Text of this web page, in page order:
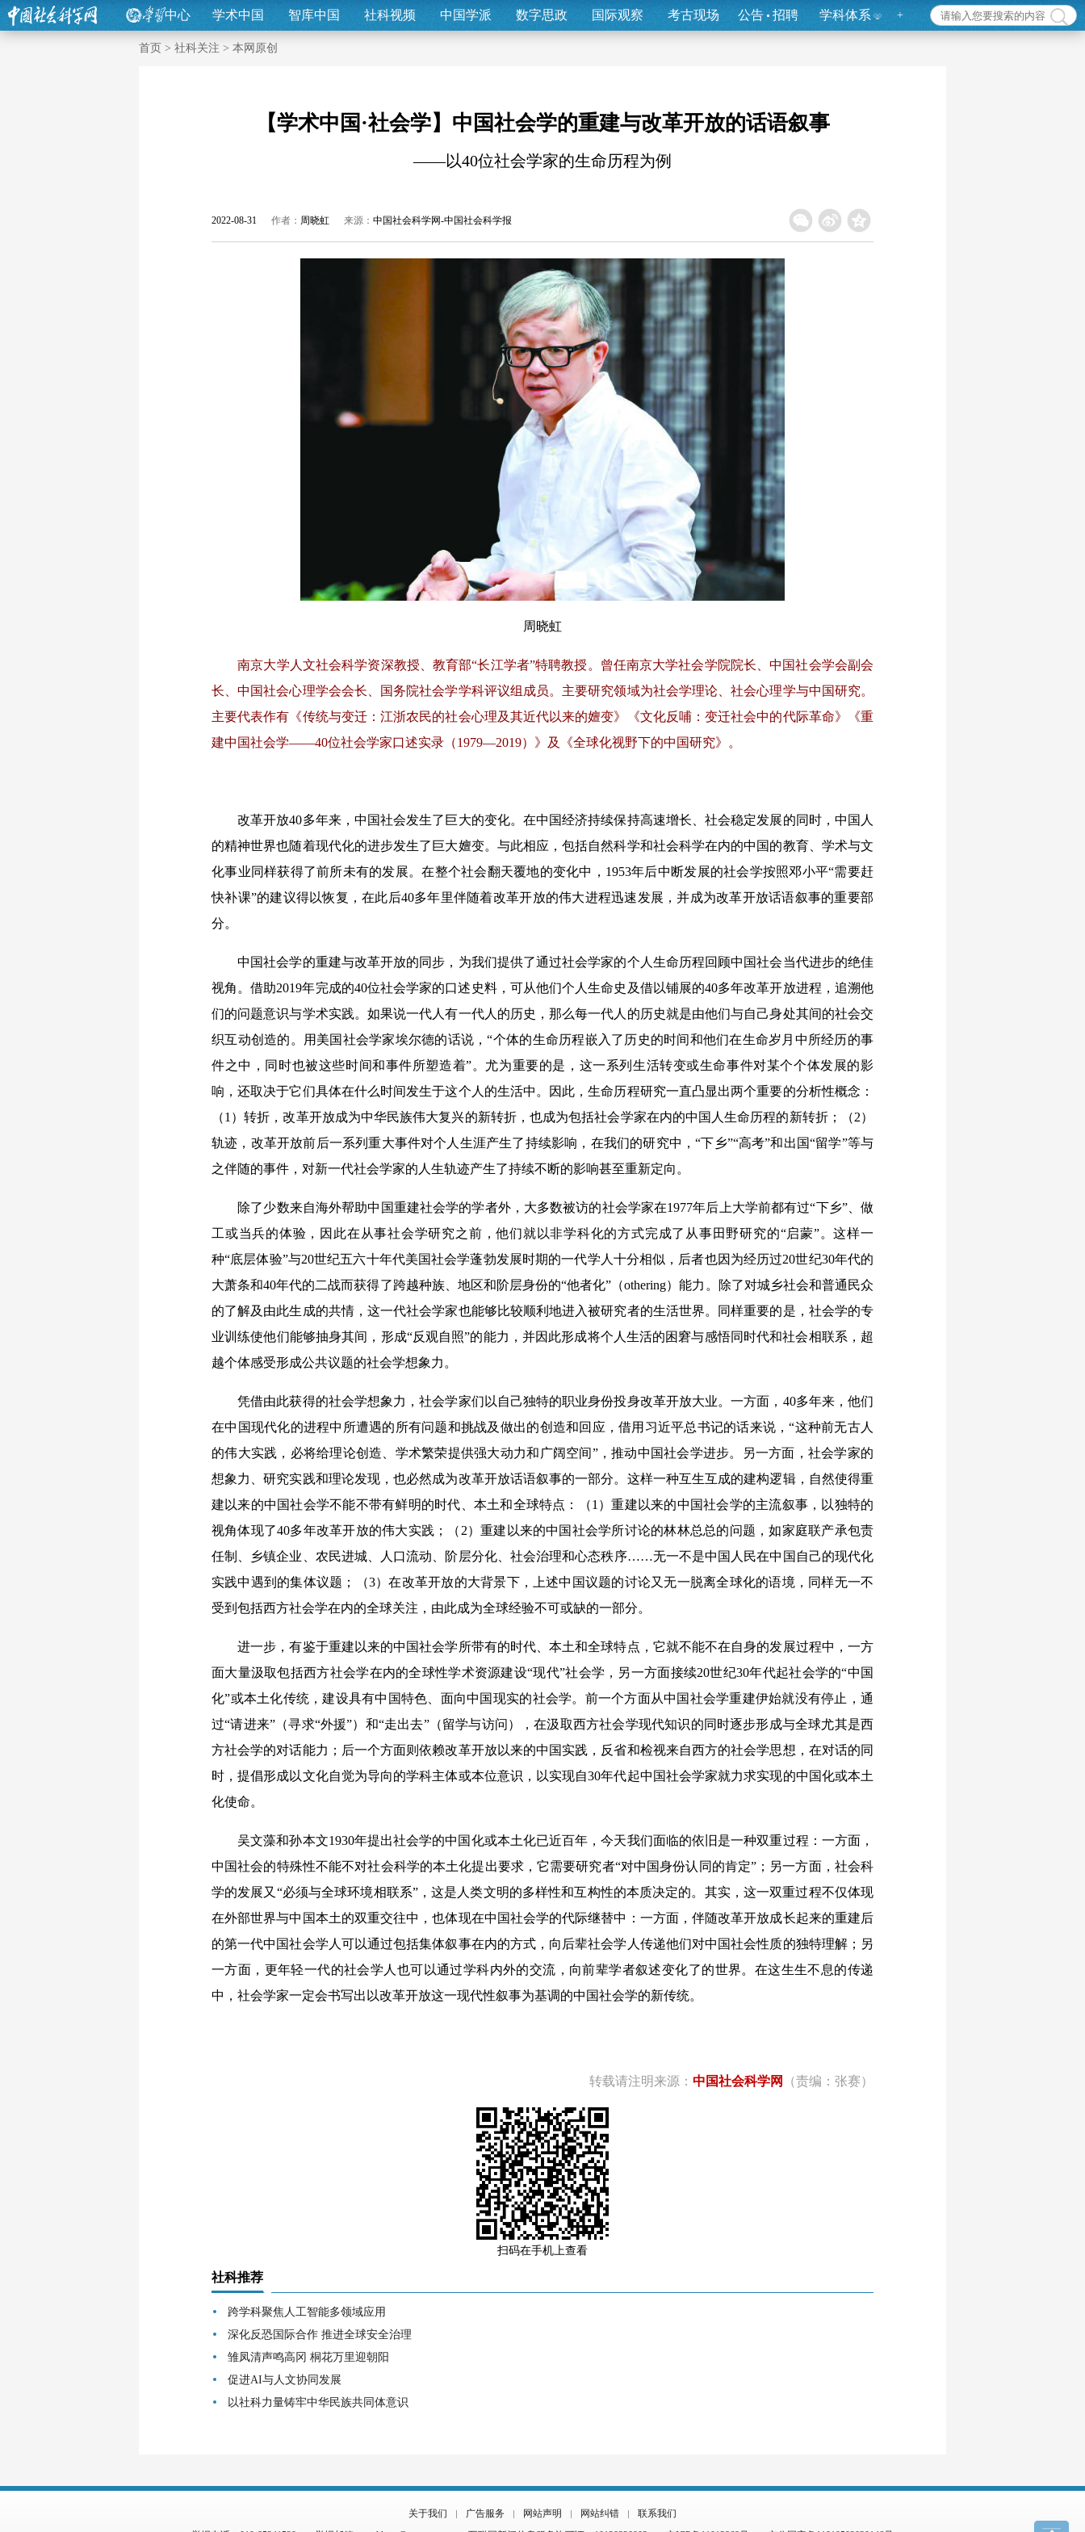
中心 学术中国 智库中国 社科视频 中国学派 数字思政 国际观察 考古现场 公告 招聘 学科体系 +
首页 > 社科关注 > 本网原创
【学术中国·社会学】中国社会学的重建与改革开放的话语叙事
——以40位社会学家的生命历程为例
2022-08-31 作者： 周晓虹 来源： 中国社会科学网-中国社会科学报
周晓虹
南京大学人文社会科学资深教授、教育部“长江学者”特聘教授。曾任南京大学社会学院院长、中国社会学会副会
长、中国社会心理学会会长、国务院社会学学科评议组成员。主要研究领域为社会学理论、社会心理学与中国研究。
主要代表作有《传统与变迁：江浙农民的社会心理及其近代以来的嬗变》《文化反哺：变迁社会中的代际革命》《重
建中国社会学——40位社会学家口述实录（1979—2019）》及《全球化视野下的中国研究》。
改革开放40多年来，中国社会发生了巨大的变化。在中国经济持续保持高速增长、社会稳定发展的同时，中国人
的精神世界也随着现代化的进步发生了巨大嬗变。与此相应，包括自然科学和社会科学在内的中国的教育、学术与文
化事业同样获得了前所未有的发展。在整个社会翻天覆地的变化中，1953年后中断发展的社会学按照邓小平“需要赶
快补课”的建议得以恢复，在此后40多年里伴随着改革开放的伟大进程迅速发展，并成为改革开放话语叙事的重要部
分。
中国社会学的重建与改革开放的同步，为我们提供了通过社会学家的个人生命历程回顾中国社会当代进步的绝佳
视角。借助2019年完成的40位社会学家的口述史料，可从他们个人生命史及借以铺展的40多年改革开放进程，追溯他
们的问题意识与学术实践。如果说一代人有一代人的历史，那么每一代人的历史就是由他们与自己身处其间的社会交
织互动创造的。用美国社会学家埃尔德的话说，“个体的生命历程嵌入了历史的时间和他们在生命岁月中所经历的事
件之中，同时也被这些时间和事件所塑造着”。尤为重要的是，这一系列生活转变或生命事件对某个个体发展的影
响，还取决于它们具体在什么时间发生于这个人的生活中。因此，生命历程研究一直凸显出两个重要的分析性概念：
（1）转折，改革开放成为中华民族伟大复兴的新转折，也成为包括社会学家在内的中国人生命历程的新转折；（2）
轨迹，改革开放前后一系列重大事件对个人生涯产生了持续影响，在我们的研究中，“下乡”“高考”和出国“留学”等与
之伴随的事件，对新一代社会学家的人生轨迹产生了持续不断的影响甚至重新定向。
除了少数来自海外帮助中国重建社会学的学者外，大多数被访的社会学家在1977年后上大学前都有过“下乡”、做
工或当兵的体验，因此在从事社会学研究之前，他们就以非学科化的方式完成了从事田野研究的“启蒙”。这样一
种“底层体验”与20世纪五六十年代美国社会学蓬勃发展时期的一代学人十分相似，后者也因为经历过20世纪30年代的
大萧条和40年代的二战而获得了跨越种族、地区和阶层身份的“他者化”（othering）能力。除了对城乡社会和普通民众
的了解及由此生成的共情，这一代社会学家也能够比较顺利地进入被研究者的生活世界。同样重要的是，社会学的专
业训练使他们能够抽身其间，形成“反观自照”的能力，并因此形成将个人生活的困窘与感悟同时代和社会相联系，超
越个体感受形成公共议题的社会学想象力。
凭借由此获得的社会学想象力，社会学家们以自己独特的职业身份投身改革开放大业。一方面，40多年来，他们
在中国现代化的进程中所遭遇的所有问题和挑战及做出的创造和回应，借用习近平总书记的话来说，“这种前无古人
的伟大实践，必将给理论创造、学术繁荣提供强大动力和广阔空间”，推动中国社会学进步。另一方面，社会学家的
想象力、研究实践和理论发现，也必然成为改革开放话语叙事的一部分。这样一种互生互成的建构逻辑，自然使得重
建以来的中国社会学不能不带有鲜明的时代、本土和全球特点：（1）重建以来的中国社会学的主流叙事，以独特的
视角体现了40多年改革开放的伟大实践；（2）重建以来的中国社会学所讨论的林林总总的问题，如家庭联产承包责
任制、乡镇企业、农民进城、人口流动、阶层分化、社会治理和心态秩序……无一不是中国人民在中国自己的现代化
实践中遇到的集体议题；（3）在改革开放的大背景下，上述中国议题的讨论又无一脱离全球化的语境，同样无一不
受到包括西方社会学在内的全球关注，由此成为全球经验不可或缺的一部分。
进一步，有鉴于重建以来的中国社会学所带有的时代、本土和全球特点，它就不能不在自身的发展过程中，一方
面大量汲取包括西方社会学在内的全球性学术资源建设“现代”社会学，另一方面接续20世纪30年代起社会学的“中国
化”或本土化传统，建设具有中国特色、面向中国现实的社会学。前一个方面从中国社会学重建伊始就没有停止，通
过“请进来”（寻求“外援”）和“走出去”（留学与访问），在汲取西方社会学现代知识的同时逐步形成与全球尤其是西
方社会学的对话能力；后一个方面则依赖改革开放以来的中国实践，反省和检视来自西方的社会学思想，在对话的同
时，提倡形成以文化自觉为导向的学科主体或本位意识，以实现自30年代起中国社会学家就力求实现的中国化或本土
化使命。
吴文藻和孙本文1930年提出社会学的中国化或本土化已近百年，今天我们面临的依旧是一种双重过程：一方面，
中国社会的特殊性不能不对社会科学的本土化提出要求，它需要研究者“对中国身份认同的肯定”；另一方面，社会科
学的发展又“必须与全球环境相联系”，这是人类文明的多样性和互构性的本质决定的。其实，这一双重过程不仅体现
在外部世界与中国本土的双重交往中，也体现在中国社会学的代际继替中：一方面，伴随改革开放成长起来的重建后
的第一代中国社会学人可以通过包括集体叙事在内的方式，向后辈社会学人传递他们对中国社会性质的独特理解；另
一方面，更年轻一代的社会学人也可以通过学科内外的交流，向前辈学者叙述变化了的世界。在这生生不息的传递
中，社会学家一定会书写出以改革开放这一现代性叙事为基调的中国社会学的新传统。
转载请注明来源： 中国社会科学网 （责编：张赛）
扫码在手机上查看
社科推荐
跨学科聚焦人工智能多领域应用
深化反恐国际合作 推进全球安全治理
雏凤清声鸣高冈 桐花万里迎朝阳
促进AI与人文协同发展
以社科力量铸牢中华民族共同体意识
关于我们 广告服务 网站声明 网站纠错
联系我们